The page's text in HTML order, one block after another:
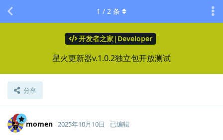
开发者之家|Developer
星火更新器v.1.0.2独立包开放测试
分享
1 / 2 条
momen 2025年10月10日 已编辑